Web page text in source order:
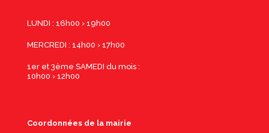
LUNDI : 16h00 › 19h00
MERCREDI : 14h00 › 17h00
1er et 3ème SAMEDI du mois :
10h00 › 12h00
Coordonnées de la mairie